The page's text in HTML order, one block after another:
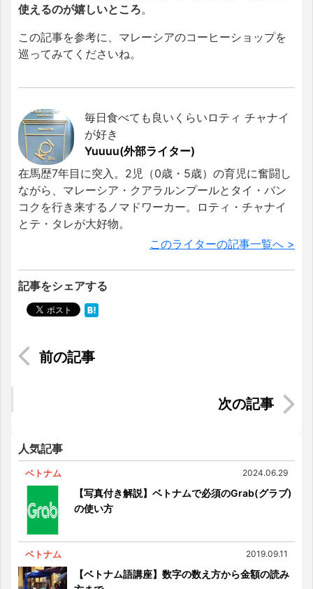
使えるのが嬉しいところ。
この記事を参考に、マレーシアのコーヒーショップを
巡ってみてくださいね。
毎日食べても良いくらいロティ チャナイ
が好き
Yuuuu(外部ライター)
在馬歴7年目に突入。2児（0歳・5歳）の育児に奮闘し
ながら、マレーシア・クアラルンプールとタイ・バン
コクを行き来するノマドワーカー。ロティ・チャナイ
とテ・タレが大好物。
このライターの記事一覧へ >
記事をシェアする
日本からベトナムに持ってくるべきもの〜食品
【超便利！！】ネットショップ、トコペディアで
人気記事
ベトナム 2024.06.29
【写真付き解説】ベトナムで必須のGrab(グラブ)
の使い方
ベトナム 2019.09.11
【ベトナム語講座】数字の数え方から金額の読み